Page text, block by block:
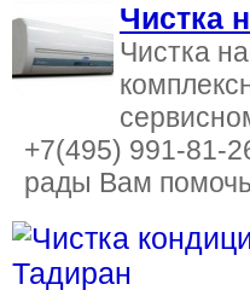
Чистка
Чистка
+7(495) 991-81-
рады Вам